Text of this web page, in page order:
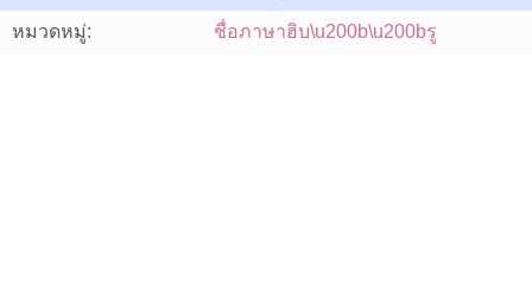
หมวดหมู่: ชื่อภาษาฮิบ\u200b\u200bรู